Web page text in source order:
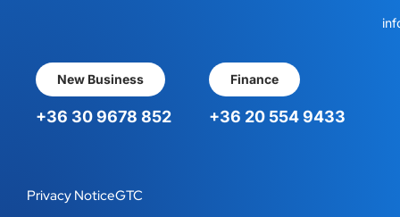
New Business
+36 30 9678 852
Finance
+36 20 554 9433
Privacy NoticeGTC